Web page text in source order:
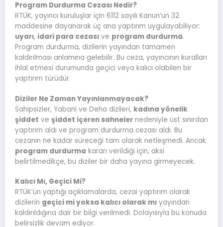
Program Durdurma Cezası Nedir?
RTÜK, yayıncı kuruluşlar için 6112 sayılı Kanun’un 32.
maddesine dayanarak üç ana yaptırım uygulayabiliyor:
uyarı, idari para cezası ve program durdurma.
Program durdurma, dizilerin yayından tamamen
kaldırılması anlamına gelebilir. Bu ceza, yayıncının kuralları
ihlal etmesi durumunda geçici veya kalıcı olabilen bir
yaptırım türüdür.
Diziler Ne Zaman Yayınlanmayacak?
Sahipsizler, Yabani ve Deha dizileri, kadına yönelik
şiddet ve şiddet içeren sahneler nedeniyle üst sınırdan
yaptırım aldı ve program durdurma cezası aldı. Bu
cezanın ne kadar süreceği tam olarak netleşmedi. Ancak
program durdurma kararı verildiği için, aksi
belirtilmedikçe, bu diziler bir daha yayına girmeyecek.
Kalıcı Mı, Geçici Mi?
RTÜK’ün yaptığı açıklamalarda, cezai yaptırım olarak
dizilerin geçici mi yoksa kalıcı olarak mı yayından
kaldırıldığına dair bir bilgi verilmedi. Dolayısıyla bu konuda
belirsizlik devam ediyor.